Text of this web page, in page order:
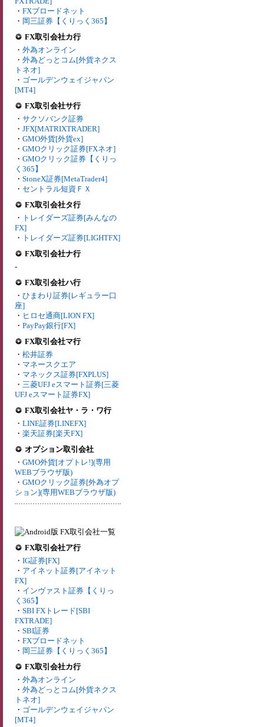
・ FXブロードネット
・ 岡三証券【くりっく365】
FX取引会社カ行
・ 外為オンライン
・ 外為どっとコム[外貨ネクス
トネオ]
・ ゴールデンウェイジャパン
[MT4]
FX取引会社サ行
・ サクソバンク証券
・ JFX[MATRIXTRADER]
・ GMO外貨[外貨ex]
・ GMOクリック証券[FXネオ]
・ GMOクリック証券【くりっ
く365】
・ StoneX証券[MetaTrader4]
・ セントラル短資ＦＸ
FX取引会社タ行
・ トレイダーズ証券[みんなの
FX]
・ トレイダーズ証券[LIGHTFX]
FX取引会社ナ行
-
FX取引会社ハ行
・ ひまわり証券[レギュラー口
座]
・ ヒロセ通商[LION FX]
・ PayPay銀行[FX]
FX取引会社マ行
・ 松井証券
・ マネースクエア
・ マネックス証券[FXPLUS]
・ 三菱UFJ eスマート証券[三菱
UFJ eスマート証券FX]
FX取引会社ヤ・ラ・ワ行
・ LINE証券[LINEFX]
・ 楽天証券[楽天FX]
オプション取引会社
・ GMO外貨[オプトレ!](専用
WEBブラウザ版)
・ GMOクリック証券[外為オプ
ション](専用WEBブラウザ版)
FX取引会社ア行
・ IG証券[FX]
・ アイネット証券[アイネット
FX]
・ インヴァスト証券【くりっ
く365】
・ SBI FXトレード[SBI
FXTRADE]
・ SBI証券
・ FXブロードネット
・ 岡三証券【くりっく365】
FX取引会社カ行
・ 外為オンライン
・ 外為どっとコム[外貨ネクス
トネオ]
・ ゴールデンウェイジャパン
[MT4]